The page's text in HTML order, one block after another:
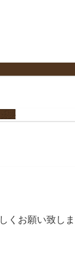
くお願い致し